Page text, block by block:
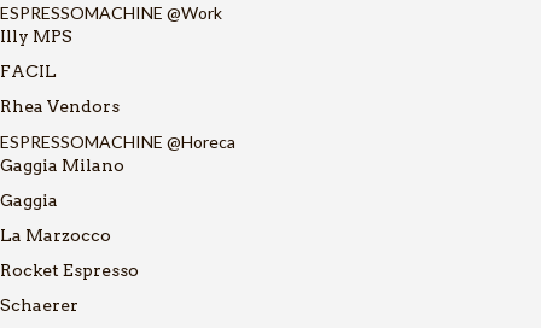
ESPRESSOMACHINE @Work
Illy MPS
FACIL
Rhea Vendors
ESPRESSOMACHINE @Horeca
Gaggia Milano
Gaggia
La Marzocco
Rocket Espresso
Schaerer